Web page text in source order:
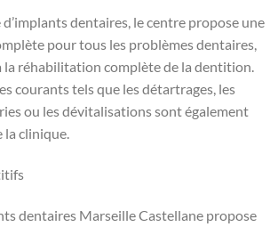
d’implants dentaires, le centre propose une
pour tous les problèmes dentaires,
la réhabilitation complète de la dentition.
courants tels que les détartrages, les
ou les dévitalisations sont également
la clinique.
dentaires Marseille Castellane propose